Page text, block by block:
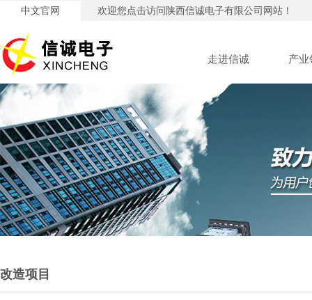
中文官网 欢迎您点击访问陕西信诚电子有限公司网站！
走进信诚 产业
改造项目